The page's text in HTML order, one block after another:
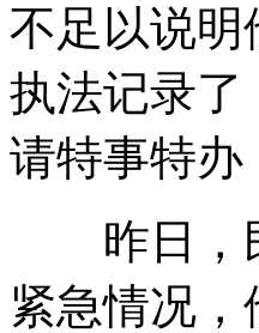
不足以说明
执法记录了
请特事特办
昨日，民
紧急情况